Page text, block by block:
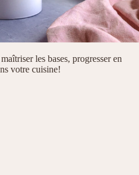
les bases, progresser en
votre cuisine!